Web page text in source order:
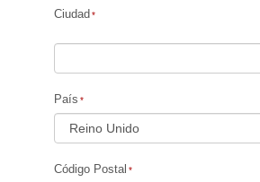
Ciudad
País
Código Postal